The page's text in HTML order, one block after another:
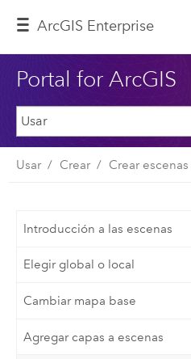
ArcGIS Enterprise
Portal for ArcGIS
Usar Crear Crear escenas
Introducción a las escenas
Elegir global o local
Cambiar mapa base
Agregar capas a escenas